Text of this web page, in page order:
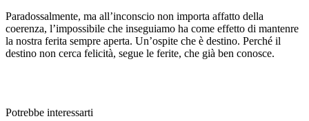
Paradossalmente, ma all’inconscio non importa affatto della
coerenza, l’impossibile che inseguiamo ha come effetto di mantenre
la nostra ferita sempre aperta. Un’ospite che è destino. Perché il
destino non cerca felicità, segue le ferite, che già ben conosce.
Potrebbe interessarti